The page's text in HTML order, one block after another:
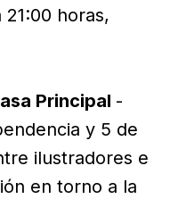
horas,
Principal -
y 5 de
ilustradores e
en torno a la